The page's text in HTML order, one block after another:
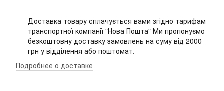
Доставка товару сплачується вами згідно тарифам
транспортної компанії "Нова Пошта" Ми пропонуємо
безкоштовну доставку замовлень на суму від 2000
грн у відділення або поштомат.
Подробнее о доставке